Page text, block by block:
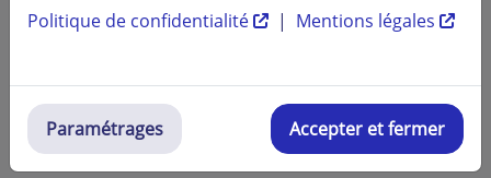
Politique de confidentialité
| Mentions légales
Paramétrages Accepter et fermer